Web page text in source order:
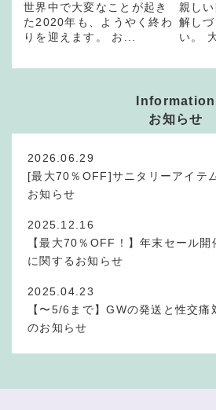
世界中で大変なことが起き
た2020年も、ようやく終わ
りを迎えます。 お...
親し
解し
い。
Information
お知らせ
2026.06.29
[最大70％OFF]サニタリーアイテ
お知らせ
2025.12.16
【最大70％OFF！】年末セール
に関するお知らせ
2025.04.23
【〜5/6まで】GWの発送と性交
のお知らせ